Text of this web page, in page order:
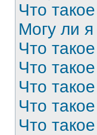
Что
Могу ли
Что
Что
Что
Что
Что